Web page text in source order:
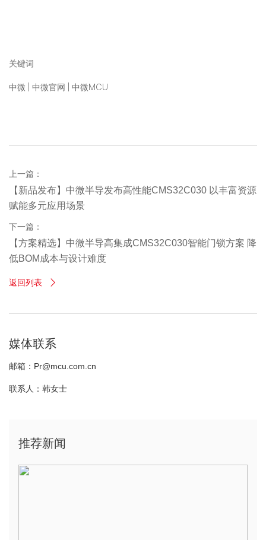
关键词
中微 | 中微官网 | 中微MCU
上一篇：
【新品发布】中微半导发布高性能CMS32C030 以丰富资源
赋能多元应用场景
下一篇：
【方案精选】中微半导高集成CMS32C030智能门锁方案 降
低BOM成本与设计难度
返回列表 
媒体联系
邮箱：Pr@mcu.com.cn
联系人：韩女士
推荐新闻